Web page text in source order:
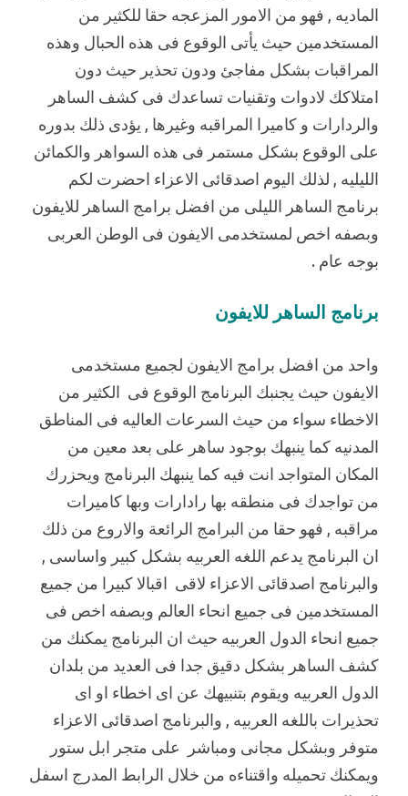
الماديه , فهو من الامور المزعجه حقا للكثير من
المستخدمين حيث يأتى الوقوع فى هذه الحبال وهذه
المراقبات بشكل مفاجئ ودون تحذير حيث دون
امتلاكك لادوات وتقنيات تساعدك فى كشف الساهر
والردارات و كاميرا المراقبه وغيرها , يؤدى ذلك بدوره
على الوقوع بشكل مستمر فى هذه السواهر والكمائن
الليليه , لذلك اليوم اصدقائى الاعزاء احضرت لكم
برنامج الساهر الليلى من افضل برامج الساهر للايفون
وبصفه اخص لمستخدمى الايفون فى الوطن العربى
بوجه عام .
برنامج الساهر للايفون
واحد من افضل برامج الايفون لجميع مستخدمى
الايفون حيث يجنبك البرنامج الوقوع فى الكثير من
الاخطاء سواء من حيث السرعات العاليه فى المناطق
المدنيه كما ينبهك بوجود ساهر على بعد معين من
المكان المتواجد انت فيه كما ينبهك البرنامج ويحزرك
من تواجدك فى منطقه بها رادارات وبها كاميرات
مراقبه , فهو حقا من البرامج الرائعة والاروع من ذلك
ان البرنامج يدعم اللغه العربيه بشكل كبير واساسى ,
والبرنامج اصدقائى الاعزاء لاقى اقبالا كبيرا من جميع
المستخدمين فى جميع انحاء العالم وبصفه اخص فى
جميع انحاء الدول العربيه حيث ان البرنامج يمكنك من
كشف الساهر بشكل دقيق جدا فى العديد من بلدان
الدول العربيه ويقوم بتنبيهك عن اى اخطاء او اى
تحذيرات باللغه العربيه , والبرنامج اصدقائى الاعزاء
متوفر وبشكل مجانى ومباشر على متجر ابل ستور
ويمكنك تحميله واقتناءه من خلال الرابط المدرج اسفل